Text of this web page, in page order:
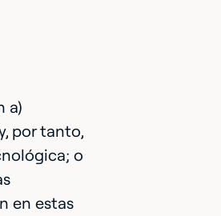
a)
por tanto,
o
en estas